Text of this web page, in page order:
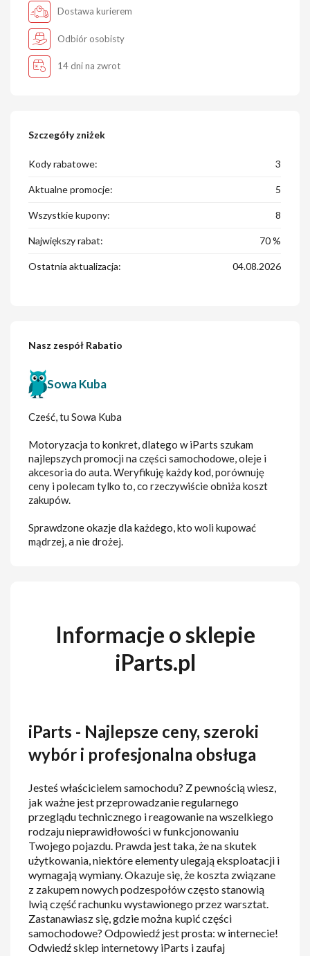
Dostawa kurierem
Odbiór osobisty
14 dni na zwrot
Szczegóły zniżek
Kody rabatowe: 3
Aktualne promocje: 5
Wszystkie kupony: 8
Największy rabat: 70 %
Ostatnia aktualizacja: 04.08.2026
Nasz zespół Rabatio
Sowa Kuba
Cześć, tu Sowa Kuba
Motoryzacja to konkret, dlatego w iParts szukam
najlepszych promocji na części samochodowe, oleje i
akcesoria do auta. Weryfikuję każdy kod, porównuję
ceny i polecam tylko to, co rzeczywiście obniża koszt
zakupów.
Sprawdzone okazje dla każdego, kto woli kupować
mądrzej, a nie drożej.
Informacje o sklepie
iParts.pl
iParts - Najlepsze ceny, szeroki
wybór i profesjonalna obsługa
Jesteś właścicielem samochodu? Z pewnością wiesz,
jak ważne jest przeprowadzanie regularnego
przeglądu technicznego i reagowanie na wszelkiego
rodzaju nieprawidłowości w funkcjonowaniu
Twojego pojazdu. Prawda jest taka, że na skutek
użytkowania, niektóre elementy ulegają eksploatacji i
wymagają wymiany. Okazuje się, że koszta związane
z zakupem nowych podzespołów często stanowią
lwią część rachunku wystawionego przez warsztat.
Zastanawiasz się, gdzie można kupić części
samochodowe? Odpowiedź jest prosta: w internecie!
Odwiedź sklep internetowy iParts i zaufaj